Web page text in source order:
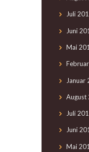
Juli
Juni
Mai
Februar
Januar
August
Juli
Juni
Mai